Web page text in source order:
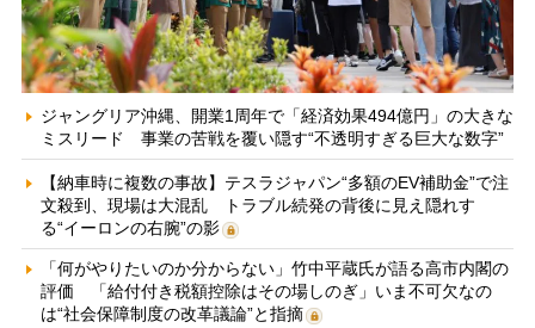
ジャングリア沖縄、開業1周年で「経済効果494億円」の大きな
ミスリード 事業の苦戦を覆い隠す“不透明すぎる巨大な数字”
【納車時に複数の事故】テスラジャパン“多額のEV補助金”で注
文殺到、現場は大混乱 トラブル続発の背後に見え隠れす
る“イーロンの右腕”の影
「何がやりたいのか分からない」竹中平蔵氏が語る高市内閣の
評価 「給付付き税額控除はその場しのぎ」いま不可欠なの
は“社会保障制度の改革議論”と指摘